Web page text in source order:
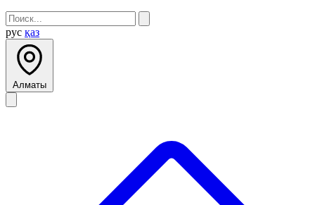
рус қаз
Алматы